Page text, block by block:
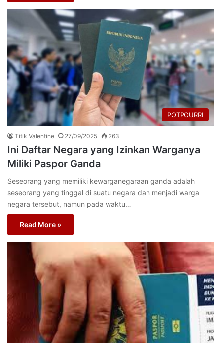
POTPOURRI
Titik Valentine 27/09/2025 263
Ini Daftar Negara yang Izinkan Warganya
Miliki Paspor Ganda
Seseorang yang memiliki kewarganegaraan ganda adalah
seseorang yang tinggal di suatu negara dan menjadi warga
negara tersebut, namun pada waktu…
Read More »